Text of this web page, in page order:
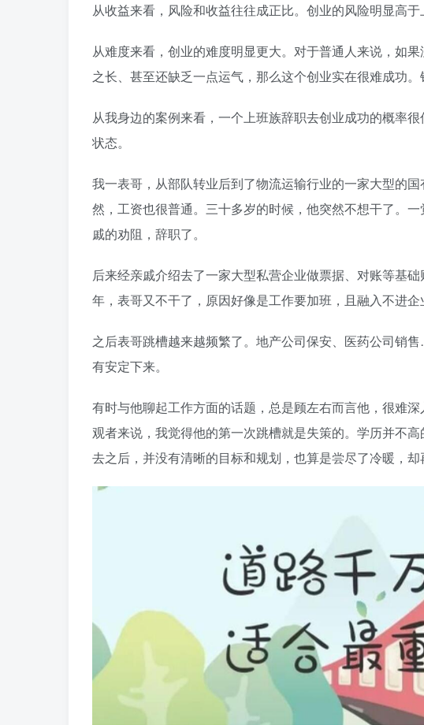
从收益来看，风险和收益往往成正比。创业的风险明显高于
从难度来看，创业的难度明显更大。对于普通人来说，如
之长、甚至还缺乏一点运气，那么这个创业实在很难成功
从我身边的案例来看，一个上班族辞职去创业成功的概率
状态。
我一表哥，从部队转业后到了物流运输行业的一家大型的
然，工资也很普通。三十多岁的时候，他突然不想干了。
戚的劝阻，辞职了。
后来经亲戚介绍去了一家大型私营企业做票据、对账等基
年，表哥又不干了，原因好像是工作要加班，且融入不进企
之后表哥跳槽越来越频繁了。地产公司保安、医药公司销
有安定下来。
有时与他聊起工作方面的话题，总是顾左右而言他，很难
观者来说，我觉得他的第一次跳槽就是失策的。学历并不
去之后，并没有清晰的目标和规划，也算是尝尽了冷暖，却